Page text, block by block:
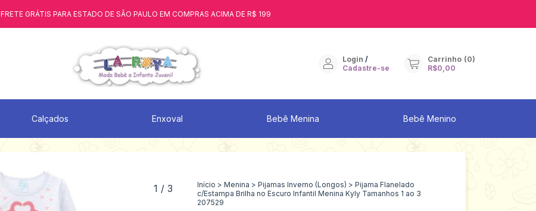
FRETE GRÁTIS PARA ESTADO DE SÃO PAULO EM COMPRAS ACIMA DE R$ 199
Login /
Cadastre-se
Carrinho (0)
R$0,00
Calçados Enxoval Bebê Menina Bebê Menino
1 / 3 Início > Menina > Pijamas Inverno (Longos) > Pijama Flanelado
c/Estampa Brilha no Escuro Infantil Menina Kyly Tamanhos 1 ao 3
207529